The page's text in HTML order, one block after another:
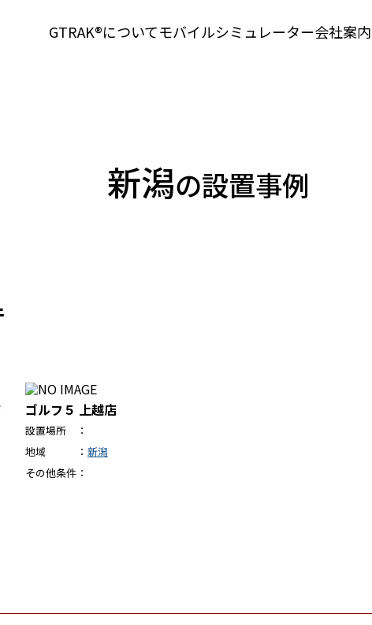
GTRAK®についてモバイルシミュレーター会社案内
新潟の設置事例
ゴルフ５ 上越店
設置場所
地域
新潟
その他条件